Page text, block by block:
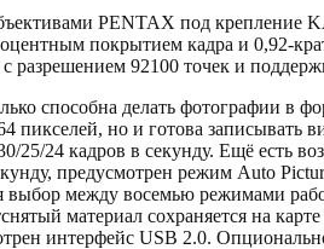
PENTAX под крепление
покрытием кадра и 0,92-
разрешением 92100 точек и
способна делать фотографии
пикселей, но и готова записывать
25/24 кадров в секунду. Ещё есть
предусмотрен режим Auto
выбор между восемью режимами
материал сохраняется на
интерфейс USB 2.0.